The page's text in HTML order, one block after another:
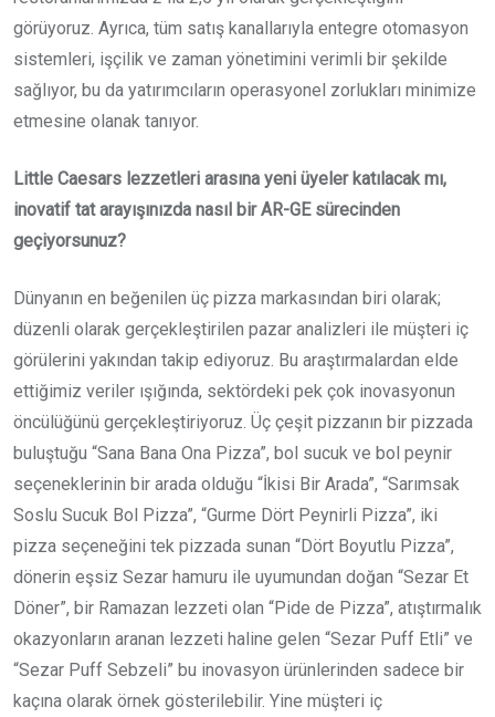
görüyoruz. Ayrıca, tüm satış kanallarıyla entegre otomasyon
sistemleri, işçilik ve zaman yönetimini verimli bir şekilde
sağlıyor, bu da yatırımcıların operasyonel zorlukları minimize
etmesine olanak tanıyor.
Little Caesars lezzetleri arasına yeni üyeler katılacak mı,
inovatif tat arayışınızda nasıl bir AR-GE sürecinden
geçiyorsunuz?
Dünyanın en beğenilen üç pizza markasından biri olarak;
düzenli olarak gerçekleştirilen pazar analizleri ile müşteri iç
görülerini yakından takip ediyoruz. Bu araştırmalardan elde
ettiğimiz veriler ışığında, sektördeki pek çok inovasyonun
öncülüğünü gerçekleştiriyoruz. Üç çeşit pizzanın bir pizzada
buluştuğu “Sana Bana Ona Pizza”, bol sucuk ve bol peynir
seçeneklerinin bir arada olduğu “İkisi Bir Arada”, “Sarımsak
Soslu Sucuk Bol Pizza”, “Gurme Dört Peynirli Pizza”, iki
pizza seçeneğini tek pizzada sunan “Dört Boyutlu Pizza”,
dönerin eşsiz Sezar hamuru ile uyumundan doğan “Sezar Et
Döner”, bir Ramazan lezzeti olan “Pide de Pizza”, atıştırmalık
okazyonların aranan lezzeti haline gelen “Sezar Puff Etli” ve
“Sezar Puff Sebzeli” bu inovasyon ürünlerinden sadece bir
kaçına olarak örnek gösterilebilir. Yine müşteri iç